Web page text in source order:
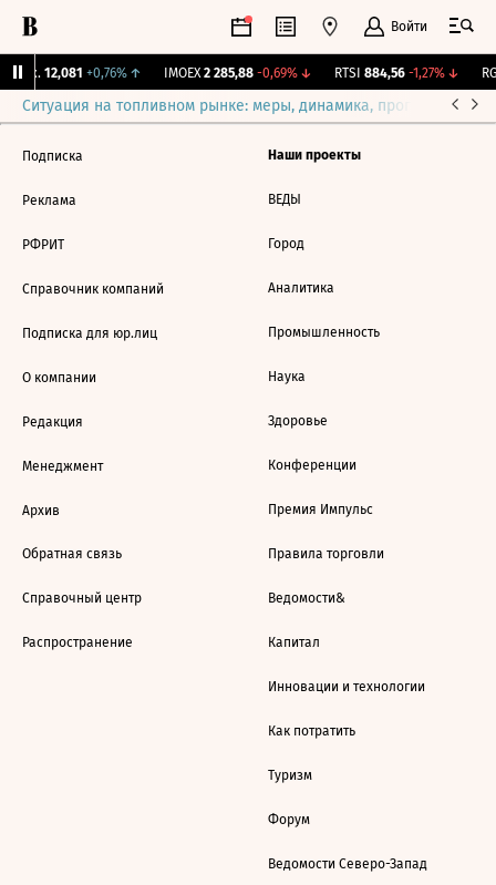
Войти
Бирж. 12,081 +0,76%↑ IMOEX 2 285,88 -0,69%↓ RTSI 884,56 -1,27%↓
Ситуация на топливном рынке: меры, динамика, прогнозы
Подписка
Реклама
РФРИТ
Справочник компаний
Подписка для юр.лиц
О компании
Редакция
Менеджмент
Архив
Обратная связь
Справочный центр
Распространение
Наши проекты
ВЕДЫ
Город
Аналитика
Промышленность
Наука
Здоровье
Конференции
Премия Импульс
Правила торговли
Ведомости&
Капитал
Инновации и технологии
Как потратить
Туризм
Форум
Ведомости Северо-Запад